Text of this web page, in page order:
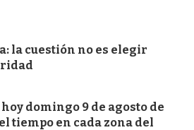
la cuestión no es elegir
domingo 9 de agosto de
tiempo en cada zona del